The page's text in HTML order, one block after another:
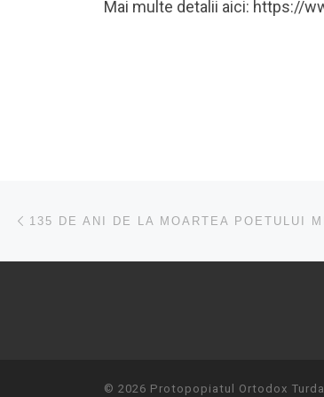
Mai multe detalii aici: https://
Navigare în articole
© 2026 Protopopiatul Ortodox Turda